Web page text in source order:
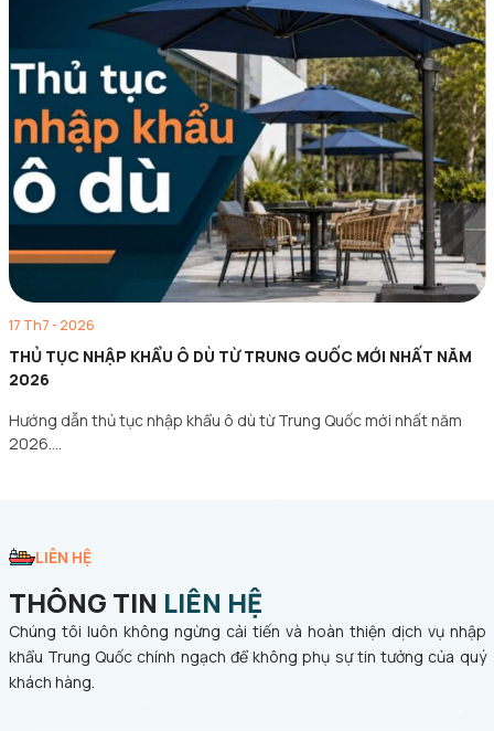
17 Th7 - 2026
THỦ TỤC NHẬP KHẨU Ô DÙ TỪ TRUNG QUỐC MỚI NHẤT NĂM
2026
Hướng dẫn thủ tục nhập khẩu ô dù từ Trung Quốc mới nhất năm
2026.…
LIÊN HỆ
THÔNG TIN LIÊN HỆ
Chúng tôi luôn không ngừng cải tiến và hoàn thiện dịch vụ nhập
khẩu Trung Quốc chính ngạch để không phụ sự tin tưởng của quý
khách hàng.